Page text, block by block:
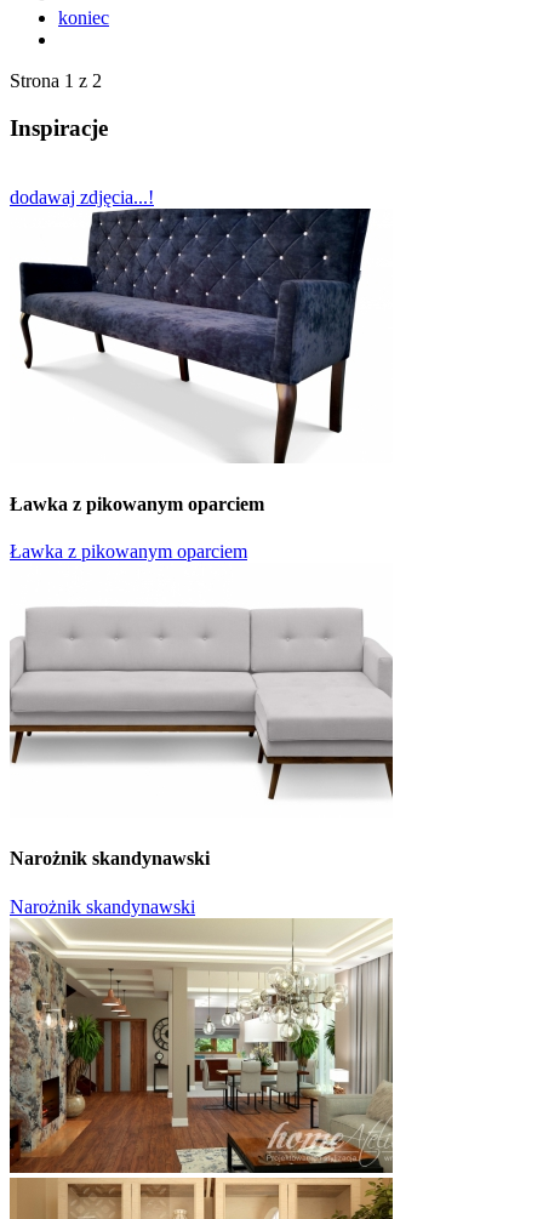
koniec
Strona 1 z 2
Inspiracje
dodawaj zdjęcia...!
Ławka z pikowanym oparciem
Ławka z pikowanym oparciem
Narożnik skandynawski
Narożnik skandynawski